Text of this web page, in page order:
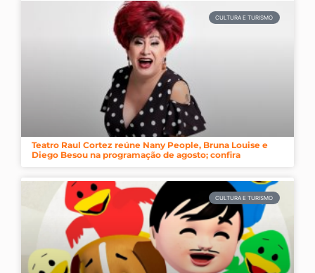
CULTURA E TURISMO
Teatro Raul Cortez reúne Nany People, Bruna Louise e
Diego Besou na programação de agosto; confira
CULTURA E TURISMO